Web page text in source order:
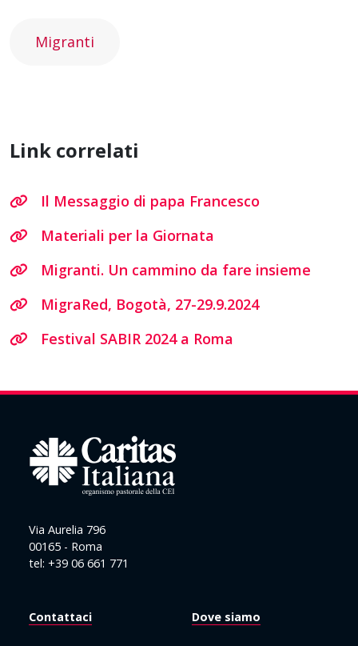
Migranti
Link correlati
Il Messaggio di papa Francesco
Materiali per la Giornata
Migranti. Un cammino da fare insieme
MigraRed, Bogotà, 27-29.9.2024
Festival SABIR 2024 a Roma
Via Aurelia 796
00165 - Roma
tel: +39 06 661 771
Contattaci Dove siamo